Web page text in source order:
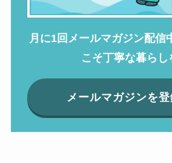
月に1回メールマガジン配信
こそ丁寧な暮らし
メールマガジンを